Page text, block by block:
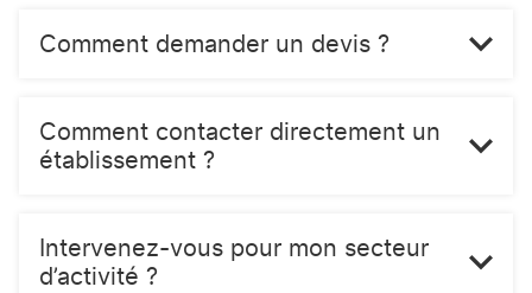
Comment demander un devis ?
Comment contacter directement un
établissement ?
Intervenez-vous pour mon secteur
d’activité ?